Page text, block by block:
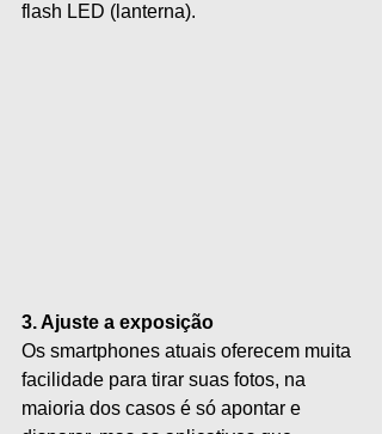
flash LED (lanterna).
3. Ajuste a exposição
Os smartphones atuais oferecem muita
facilidade para tirar suas fotos, na
maioria dos casos é só apontar e